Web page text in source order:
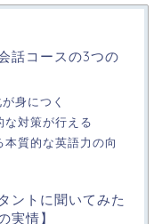
話コースの3つの
身につく
対策が行える
質的な英語力の向
ントに聞いてみた
実情】